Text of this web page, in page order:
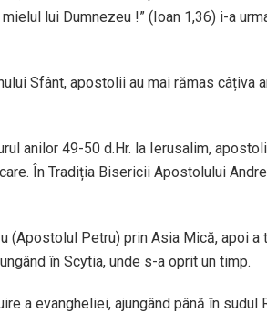
lui Dumnezeu !” (Ioan 1,36) i-a
Sfânt, apostolii au mai rămas câțiva
anilor 49-50 d.Hr. la Ierusalim,
În Tradiția Bisericii Apostolului
(Apostolul Petru) prin Asia Mică, apoi a
în Scytia, unde s-a oprit un timp.
a evangheliei, ajungând până în sudul